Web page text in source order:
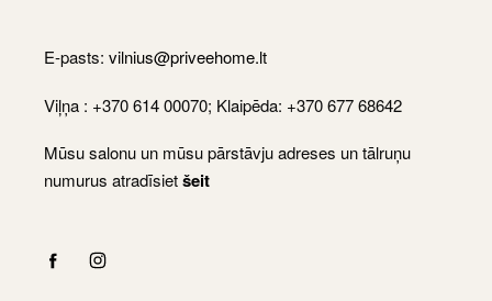
E-pasts: vilnius@priveehome.lt
Viļņa : +370 614 00070; Klaipēda: +370 677 68642
Mūsu salonu un mūsu pārstāvju adreses un tālruņu
numurus atradīsietšeit